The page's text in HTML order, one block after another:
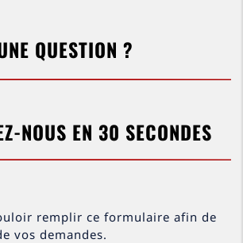
QUESTION ?
NOUS EN 30 SECONDES
remplir ce formulaire afin de
vos demandes.